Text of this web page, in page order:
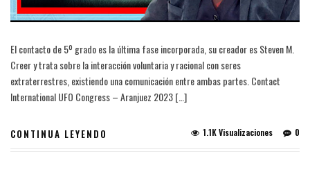
El contacto de 5º grado es la última fase incorporada, su creador es Steven M.
Creer y trata sobre la interacción voluntaria y racional con seres
extraterrestres, existiendo una comunicación entre ambas partes. Contact
International UFO Congress – Aranjuez 2023 […]
CONTINUA LEYENDO 0
1.1K Visualizaciones